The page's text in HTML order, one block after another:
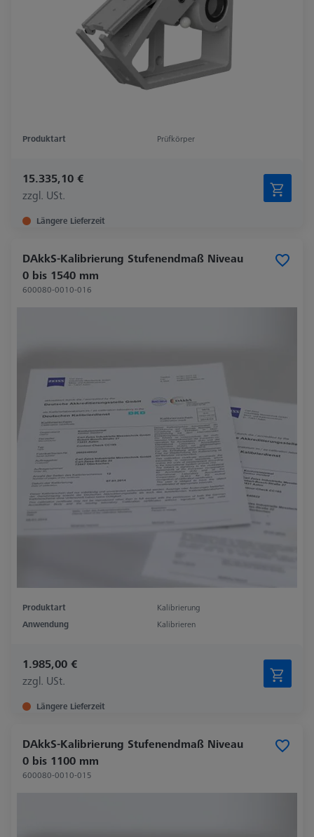
Produktart Prüfkörper
15.335,10 €
zzgl. USt.
Längere Lieferzeit
DAkkS-Kalibrierung Stufenendmaß Niveau
0 bis 1540 mm
600080-0010-016
Produktart
Kalibrierung
Anwendung
Kalibrieren
1.985,00 €
zzgl. USt.
Längere Lieferzeit
DAkkS-Kalibrierung Stufenendmaß Niveau
0 bis 1100 mm
600080-0010-015